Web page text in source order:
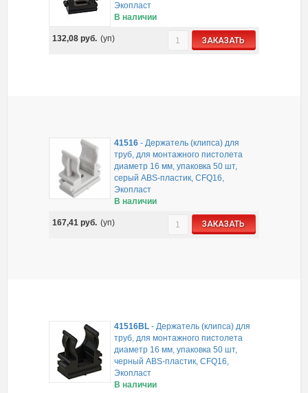
Экопласт
В наличии
132,08руб. (уп) ЗАКАЗАТЬ
41516 -Держатель (клипса) для
труб, для монтажного пистолета
диаметр 16 мм, упаковка 50 шт,
серый ABS-пластик, CFQ16,
Экопласт
В наличии
167,41руб. (уп) ЗАКАЗАТЬ
41516BL -Держатель (клипса) для
труб, для монтажного пистолета
диаметр 16 мм, упаковка 50 шт,
черный ABS-пластик, CFQ16,
Экопласт
В наличии